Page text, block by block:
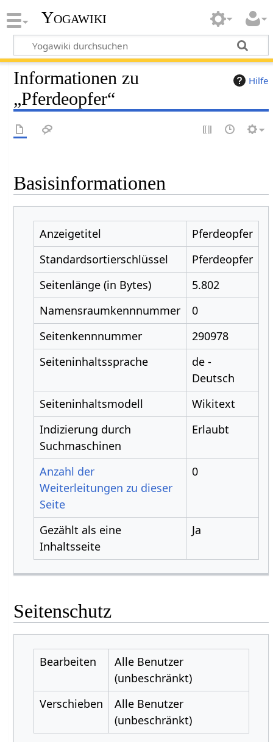
Yogawiki
Hilfe
Informationen zu
„Pferdeopfer“
Basisinformationen
Anzeigetitel
Pferdeopfer
Standardsortierschlüssel
Pferdeopfer
Seitenlänge (in Bytes)
5.802
Namensraumkennnummer
0
Seitenkennnummer
290978
Seiteninhaltssprache
de -
Deutsch
Seiteninhaltsmodell
Wikitext
Indizierung durch
Suchmaschinen
Erlaubt
Anzahl der
Weiterleitungen zu dieser
Seite
0
Gezählt als eine
Inhaltsseite
Ja
Seitenschutz
Bearbeiten
Alle Benutzer
(unbeschränkt)
Verschieben
Alle Benutzer
(unbeschränkt)